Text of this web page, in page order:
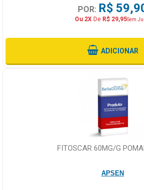
POR: R$
Ou 2XDe R$ 29,95Sem
ADICIONAR
FITOSCAR 60MG/G
APSEN